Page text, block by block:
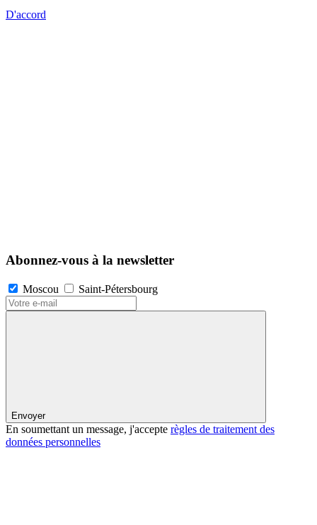
D'accord
Abonnez-vous à la newsletter
Moscou Saint-Pétersbourg
Envoyer
En soumettant un message, j'accepte règles de traitement des
données personnelles